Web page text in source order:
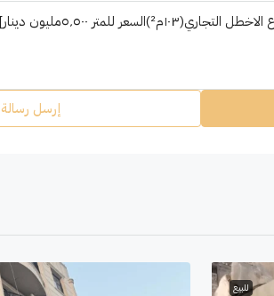
إرسل رسالة
للبيع